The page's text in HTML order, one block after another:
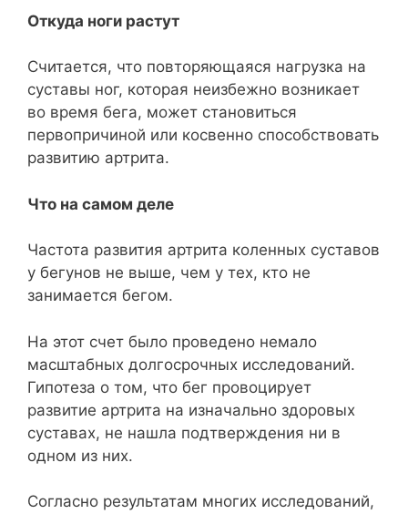
Откуда ноги растут
Считается, что повторяющаяся нагрузка на
суставы ног, которая неизбежно возникает
во время бега, может становиться
первопричиной или косвенно способствовать
развитию артрита.
Что на самом деле
Частота развития артрита коленных суставов
у бегунов не выше, чем у тех, кто не
занимается бегом.
На этот счет было проведено немало
масштабных долгосрочных исследований.
Гипотеза о том, что бег провоцирует
развитие артрита на изначально здоровых
суставах, не нашла подтверждения ни в
одном из них.
Согласно результатам многих исследований,